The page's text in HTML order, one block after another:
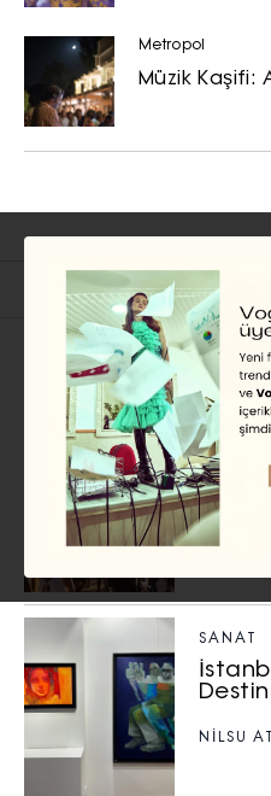
Metropol
Müzik Kaşifi:
İlgili Başlıklar
MÜZİK
ÖYKÜ
SANAT
NILSU